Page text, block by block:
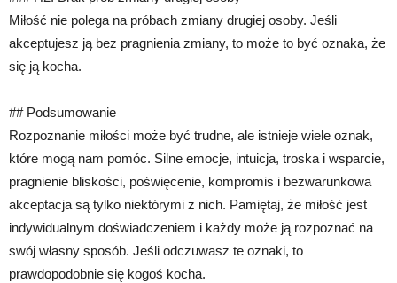
Miłość nie polega na próbach zmiany drugiej osoby. Jeśli
akceptujesz ją bez pragnienia zmiany, to może to być oznaka, że
się ją kocha.
## Podsumowanie
Rozpoznanie miłości może być trudne, ale istnieje wiele oznak,
które mogą nam pomóc. Silne emocje, intuicja, troska i wsparcie,
pragnienie bliskości, poświęcenie, kompromis i bezwarunkowa
akceptacja są tylko niektórymi z nich. Pamiętaj, że miłość jest
indywidualnym doświadczeniem i każdy może ją rozpoznać na
swój własny sposób. Jeśli odczuwasz te oznaki, to
prawdopodobnie się kogoś kocha.